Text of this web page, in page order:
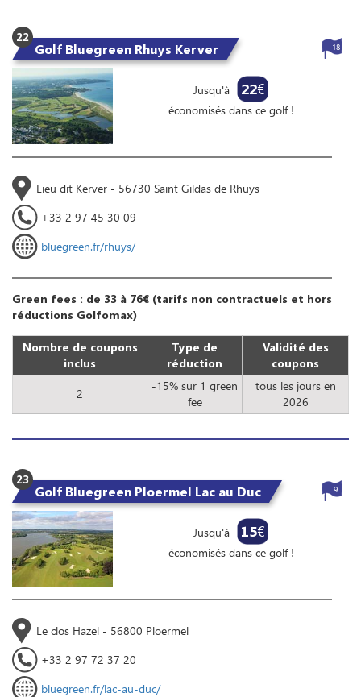
22
Golf Bluegreen Rhuys Kerver
Jusqu'à 22€
économisés dans ce golf !
18
Lieu dit Kerver - 56730 Saint Gildas de Rhuys
+33 2 97 45 30 09
bluegreen.fr/rhuys/
Green fees : de 33 à 76€ (tarifs non contractuels et hors
réductions Golfomax)
Nombre de coupons
inclus
Type de
réduction
Validité des
coupons
2
-15% sur 1 green
fee
tous les jours en
2026
23
Golf Bluegreen Ploermel Lac au Duc
Jusqu'à 15€
économisés dans ce golf !
9
Le clos Hazel - 56800 Ploermel
+33 2 97 72 37 20
bluegreen.fr/lac-au-duc/